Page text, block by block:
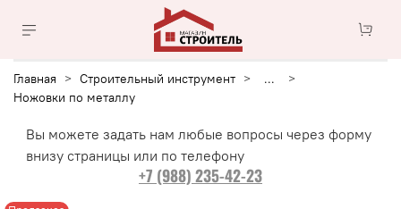
Главная Строительный инструмент
...
Ножовки по металлу
Вы можете задать нам любые вопросы через форму
внизу страницы или по телефону
+7 (988) 235-42-23